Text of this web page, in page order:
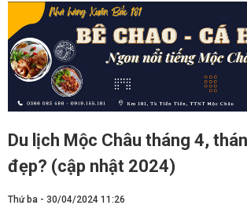
Du lịch Mộc Châu tháng 4,
đẹp? (cập nhật 2024)
Thứ ba - 30/04/2024 11:26